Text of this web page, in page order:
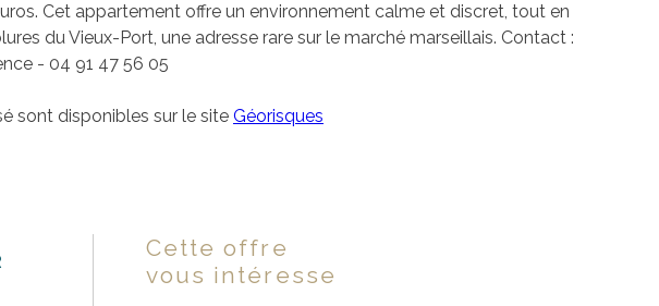
Cet appartement offre un environnement calme et discret, tout en
du Vieux-Port, une adresse rare sur le marché marseillais. Contact :
- 04 91 47 56 05
sont disponibles sur le site Géorisques
Cette offre
vous intéresse